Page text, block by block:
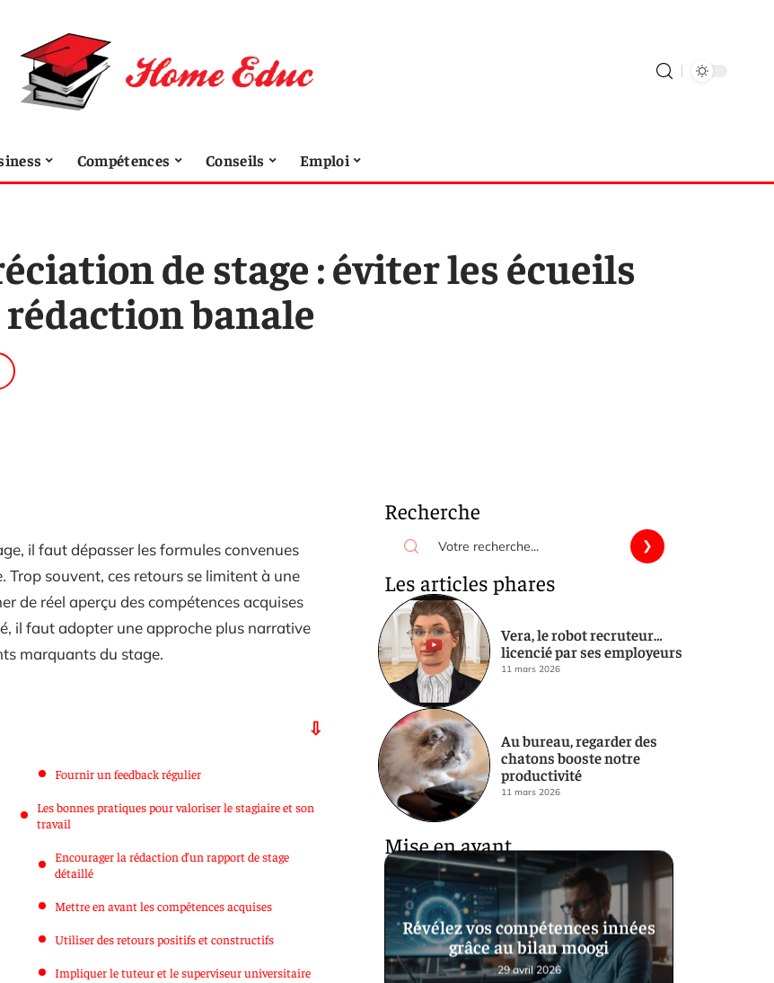
Compétences Conseils Emploi
de stage : éviter les écueils
rédaction banale
il faut dépasser les formules convenues
Trop souvent, ces retours se limitent à une
de réel aperçu des compétences acquises
il faut adopter une approche plus narrative
marquants du stage.
Fournir un feedback régulier
Les bonnes pratiques pour valoriser le stagiaire et son
travail
Encourager la rédaction d’un rapport de stage
détaillé
Mettre en avant les compétences acquises
Utiliser des retours positifs et constructifs
Impliquer le tuteur et le superviseur universitaire
Recherche
Les articles phares
Vera, le robot recruteur…
licencié par ses employeurs
11 mars 2026
Au bureau, regarder des
chatons booste notre
productivité
11 mars 2026
Mise en avant
Révélez vos compétences innées
grâce au bilan moogi
29 avril 2026